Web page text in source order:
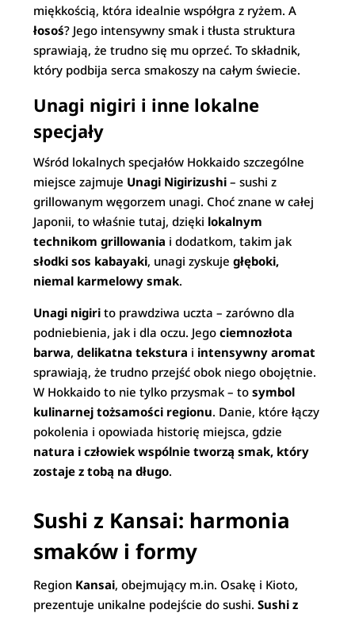
miękkością, która idealnie współgra z ryżem. A
łosoś? Jego intensywny smak i tłusta struktura
sprawiają, że trudno się mu oprzeć. To składnik,
który podbija serca smakoszy na całym świecie.
Unagi nigiri i inne lokalne
specjały
Wśród lokalnych specjałów Hokkaido szczególne
miejsce zajmuje Unagi Nigirizushi – sushi z
grillowanym węgorzem unagi. Choć znane w całej
Japonii, to właśnie tutaj, dzięki lokalnym
technikom grillowania i dodatkom, takim jak
słodki sos kabayaki, unagi zyskujegłęboki,
niemal karmelowy smak.
Unagi nigiri to prawdziwa uczta – zarówno dla
podniebienia, jak i dla oczu. Jegociemnozłota
barwa,delikatna tekstura i intensywny aromat
sprawiają, że trudno przejść obok niego obojętnie.
W Hokkaido to nie tylko przysmak – tosymbol
kulinarnej tożsamości regionu. Danie, które łączy
pokolenia i opowiada historię miejsca, gdzie
natura i człowiek wspólnie tworzą smak, który
zostaje z tobą na długo.
Sushi z Kansai: harmonia
smaków i formy
Region Kansai, obejmujący m.in. Osakę i Kioto,
prezentuje unikalne podejście do sushi.Sushi z